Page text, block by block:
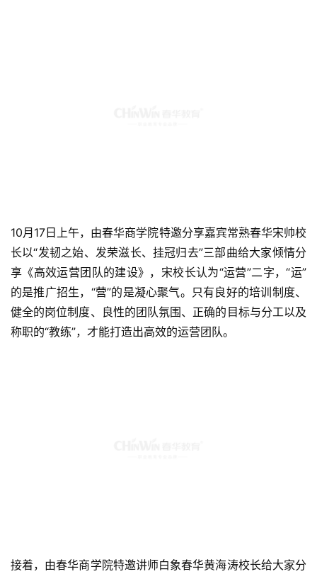
10月17日上午，由春华商学院特邀分享嘉宾常熟春华宋帅校
长以“发韧之始、发荣滋长、挂冠归去”三部曲给大家倾情分
享《高效运营团队的建设》，宋校长认为“运营”二字，“运”
的是推广招生，“营”的是凝心聚气。只有良好的培训制度、
健全的岗位制度、良性的团队氛围、正确的目标与分工以及
称职的“教练”，才能打造出高效的运营团队。
接着，由春华商学院特邀讲师白象春华黄海涛校长给大家分